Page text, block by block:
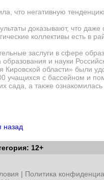
что негативную
доказывают, что
коллективы есть в
заслуги в сфере
и науки
области» были
учащихся с бассейном и
сада, а также
назад
12+
| Политика